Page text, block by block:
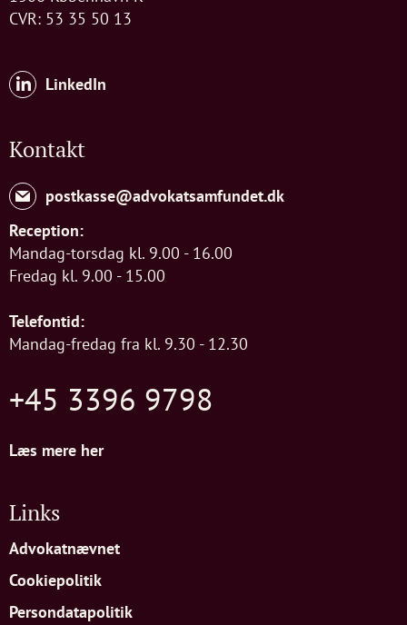
CVR: 53 35 50 13
LinkedIn
Kontakt
postkasse@advokatsamfundet.dk
Reception:
Mandag-torsdag kl. 9.00 - 16.00
Fredag kl. 9.00 - 15.00
Telefontid:
Mandag-fredag fra kl. 9.30 - 12.30
+45 3396 9798
Læs mere her
Links
Advokatnævnet
Cookiepolitik
Persondatapolitik